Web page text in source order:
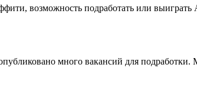
возможность подработать или выиграть
много вакансий для